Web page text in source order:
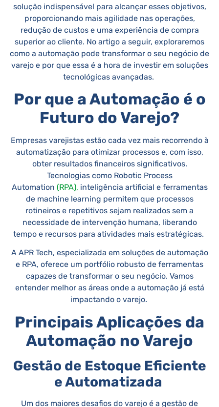
solução indispensável para alcançar esses objetivos,
proporcionando mais agilidade nas operações,
redução de custos e uma experiência de compra
superior ao cliente. No artigo a seguir, exploraremos
como a automação pode transformar o seu negócio de
varejo e por que essa é a hora de investir em soluções
tecnológicas avançadas.
Por que a Automação é o
Futuro do Varejo?
Empresas varejistas estão cada vez mais recorrendo à
automatização para otimizar processos e, com isso,
obter resultados financeiros significativos.
Tecnologias como Robotic Process
Automation (RPA), inteligência artificial e ferramentas
de machine learning permitem que processos
rotineiros e repetitivos sejam realizados sem a
necessidade de intervenção humana, liberando
tempo e recursos para atividades mais estratégicas.
A APR Tech, especializada em soluções de automação
e RPA, oferece um portfólio robusto de ferramentas
capazes de transformar o seu negócio. Vamos
entender melhor as áreas onde a automação já está
impactando o varejo.
Principais Aplicações da
Automação no Varejo
Gestão de Estoque Eficiente
e Automatizada
Um dos maiores desafios do varejo é a gestão de